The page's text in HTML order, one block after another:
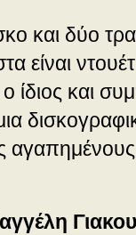
και δύο
είναι
ίδιος και